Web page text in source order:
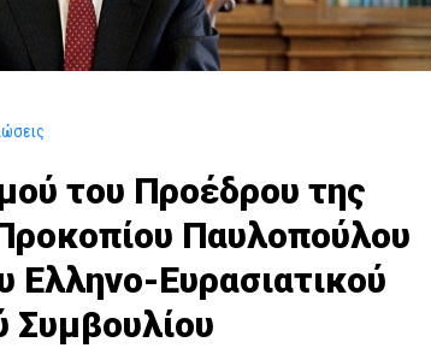
του Προέδρου της
Παυλοπούλου
Ελληνο-Ευρασιατικού
Συμβουλίου